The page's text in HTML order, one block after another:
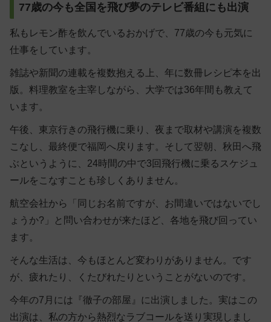
77歳の今も全国を飛び夢のテレビ番組にも出演
私もレモン酢を飲んでいるおかげで、77歳の今も元気に
仕事をしています。
雑誌や新聞の連載を複数抱える上、年に数冊レシピ本を出
版。料理教室を主宰しながら、大学では36年間も教えて
います。
午後、東京行きの飛行機に乗り、夜まで取材や講演を複数
こなし、最終便で福岡へ戻ります。そして翌朝、秋田へ飛
ぶというように、24時間の中で3回飛行機に乗るスケジュ
ールをこなすことも珍しくありません。
航空会社から「同じお名前ですが、お間違いではないでし
ょうか?」と問い合わせが来たほど、各地を飛び回ってい
ます。
そんな生活は、今もほとんど変わりがありません。です
が、疲れたり、くたびれたりということがないのです。
今年の7月には『徹子の部屋』に出演しました。実はこの
出演は、私の方から熱烈なラブコールを送り実現しまし